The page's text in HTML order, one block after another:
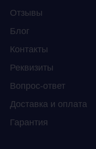
Отзывы
Блог
Контакты
Реквизиты
Вопрос-ответ
Доставка и оплата
Гарантия
Мессенджеры
Свяжитесь с нами
Telegram